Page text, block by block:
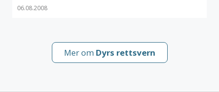
06.08.2008
Mer om Dyrs rettsvern